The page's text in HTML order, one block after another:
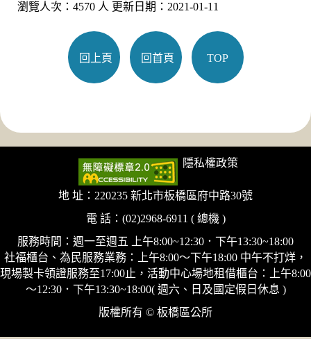
瀏覽人次：4570 人 更新日期：2021-01-11
回上頁 回首頁 TOP
隱私權政策
地 址：220235 新北市板橋區府中路30號
電 話：(02)2968-6911 ( 總機 )
服務時間：週一至週五 上午8:00~12:30．下午13:30~18:00
社福櫃台、為民服務業務：上午8:00～下午18:00 中午不打烊，
現場製卡領證服務至17:00止，活動中心場地租借櫃台：上午8:00
～12:30．下午13:30~18:00( 週六、日及國定假日休息 )
版權所有 © 板橋區公所